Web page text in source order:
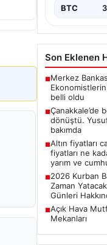
BTC
Son Eklenen
■Merkez
belli oldu
■Çanakkale’de
dönüştü.
bakımda
■Altın fiyatları
fiyatları ne
yarım ve
■2026 Kurban
Zaman
Günleri
■Açık Hava
Mekanları